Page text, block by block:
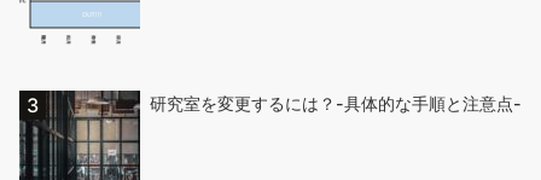
研究室を変更するには？-具体的な手順と注意点-